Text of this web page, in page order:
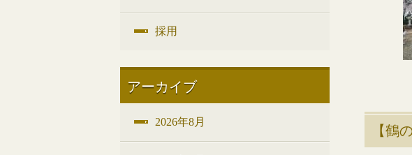
【鶴
採用
アーカイブ
2026年8月